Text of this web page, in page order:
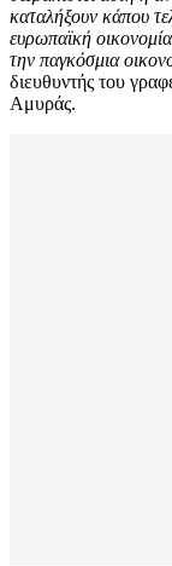
καταλήξουν κάπου
ευρωπαϊκή
την παγκόσμια
διευθυντής του
Αμυράς.